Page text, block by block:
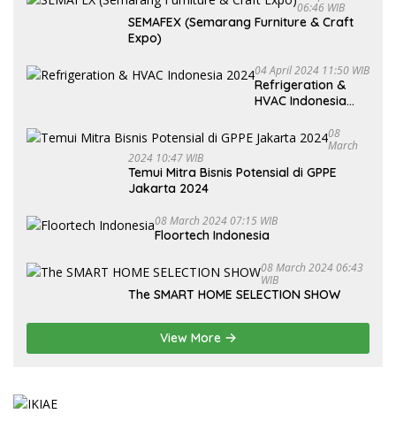
06:46 WIB
SEMAFEX (Semarang Furniture & Craft
Expo)
04 April 2024 11:50 WIB
Refrigeration &
HVAC Indonesia
08
March
2024 10:47 WIB
Temui Mitra Bisnis Potensial di GPPE
Jakarta 2024
08 March 2024 07:15 WIB
Floortech Indonesia
08 March 2024 06:43
WIB
The SMART HOME SELECTION SHOW
View More